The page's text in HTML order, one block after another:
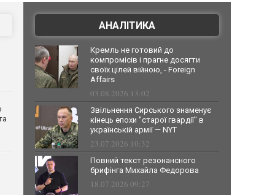
АНАЛІТИКА
Кремль не готовий до
компромісів і прагне досягти
своїх цілей війною, - Foreign
Affairs
03.08.2026 13:02
Звільнення Сирського знаменує
кінець епохи "старої гвардії" в
українській армії — NYT
23.07.2026 10:32
Повний текст резонансного
брифінга Михайла Федорова
18.07.2026 09:27